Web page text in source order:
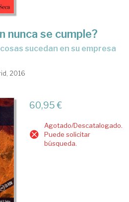
nunca se cumple?
sucedan en su empresa
2016
60,95 €
Agotado/Descatalogado.
Puede solicitar
búsqueda.